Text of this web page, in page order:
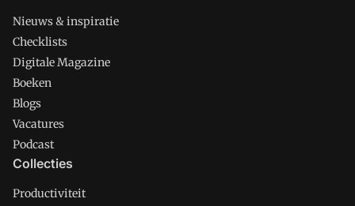
Nieuws & inspiratie
Checklists
Digitale Magazine
Boeken
Blogs
Vacatures
Podcast
Collecties
Productiviteit